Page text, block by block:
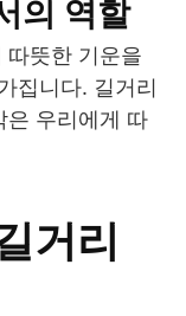
의 역할
따뜻한 기운을
집니다. 길거리
은 우리에게 따
거리